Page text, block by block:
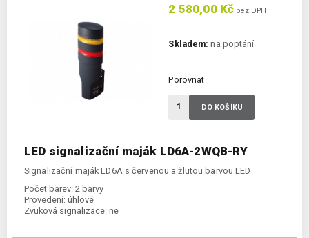
LED signalizační maják LD6A-2WQB-RY
Signalizační maják LD6A s červenou a žlutou barvou LED
Počet barev: 2 barvy
Provedení: úhlové
Zvuková signalizace: ne
2 580,00 Kč bez DPH
Skladem: na poptání
Porovnat
DO KOŠÍKU